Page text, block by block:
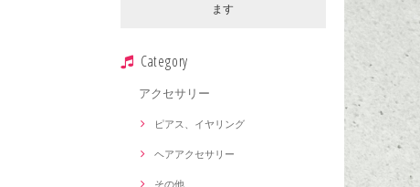
ます
Category
アクセサリー
ピアス、イヤリング
ヘアアクセサリー
その他